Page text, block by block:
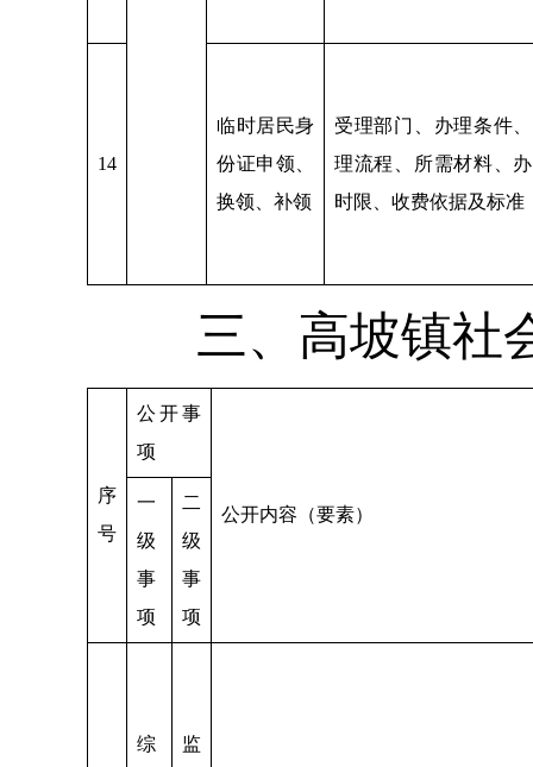
14
临时居民身
份证申领、
换领、补领
受理部门、办理条件
理流程、所需材料、
时限、收费依据及标准
三、高坡镇社
序
号
公开事
项
公开内容（要素）
一
级
事
项
二
级
事
项
综 监